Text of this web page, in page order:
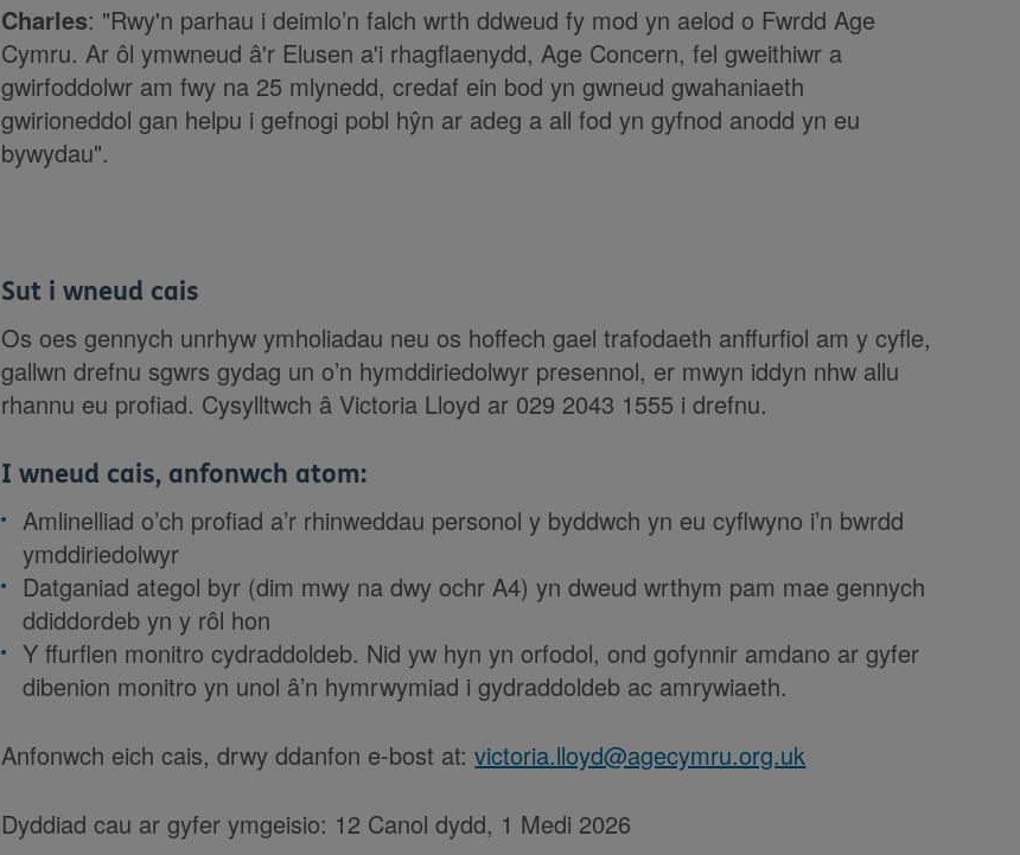
Charles: "Rwy'n parhau i deimlo’n falch wrth ddweud fy mod yn aelod o Fwrdd Age
Cymru. Ar ôl ymwneud â'r Elusen a'i rhagflaenydd, Age Concern, fel gweithiwr a
gwirfoddolwr am fwy na 25 mlynedd, credaf ein bod yn gwneud gwahaniaeth
gwirioneddol gan helpu i gefnogi pobl hŷn ar adeg a all fod yn gyfnod anodd yn eu
bywydau".
Sut i wneud cais
Os oes gennych unrhyw ymholiadau neu os hoffech gael trafodaeth anffurfiol am y cyfle,
gallwn drefnu sgwrs gydag un o’n hymddiriedolwyr presennol, er mwyn iddyn nhw allu
rhannu eu profiad. Cysylltwch â Victoria Lloyd ar 029 2043 1555 i drefnu.
I wneud cais, anfonwch atom:
Amlinelliad o’ch profiad a’r rhinweddau personol y byddwch yn eu cyflwyno i’n bwrdd
ymddiriedolwyr
Datganiad ategol byr (dim mwy na dwy ochr A4) yn dweud wrthym pam mae gennych
ddiddordeb yn y rôl hon
Y ffurflen monitro cydraddoldeb. Nid yw hyn yn orfodol, ond gofynnir amdano ar gyfer
dibenion monitro yn unol â’n hymrwymiad i gydraddoldeb ac amrywiaeth.
Anfonwch eich cais, drwy ddanfon e-bost at:victoria.lloyd@agecymru.org.uk
Dyddiad cau ar gyfer ymgeisio: 12 Canol dydd, 1 Medi 2026